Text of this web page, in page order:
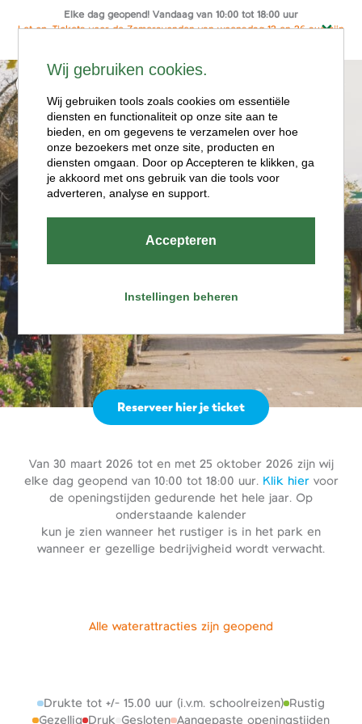
Elke dag geopend! Vandaag van 10:00 tot 18:00 uur
Let op: Tickets voor de Zomeravonden van woensdag 12 en 26 aug zijn
Ga
naar
de
inhoud
Openingstijde
n
Van 30 maart 2026 tot en met 25 oktober 2026 zijn wij
elke dag geopend van 10:00 tot 18:00 uur. Klik hiervoor
de openingstijden gedurende het hele jaar. Op
onderstaande kalender
kun je zien wanneer het rustiger is in het park en
wanneer er gezellige bedrijvigheid wordt verwacht.
Reserveer hier je ticket
Alle waterattracties zijn geopend
Aangepaste openingstijden
Druk
Drukte tot +/- 15.00 uur (i.v.m. schoolreizen)
Gesloten
Gezellig
Rustig
Wij gebruiken cookies.
Wij gebruiken tools zoals cookies om essentiële
diensten en functionaliteit op onze site aan te
bieden, en om gegevens te verzamelen over hoe
onze bezoekers met onze site, producten en
diensten omgaan. Door op Accepteren te klikken, ga
je akkoord met ons gebruik van die tools voor
adverteren, analyse en support.
Accepteren
Instellingen beheren